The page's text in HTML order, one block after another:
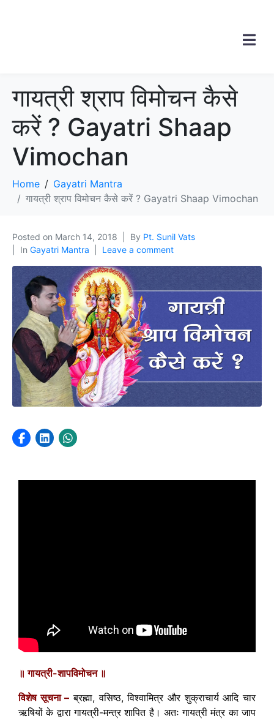
गायत्री श्राप विमोचन कैसे
करें ? Gayatri Shaap
Vimochan
Home
Gayatri Mantra
गायत्री श्राप विमोचन कैसे करें ? Gayatri Shaap Vimochan
Posted on March 14, 2018 By Pt. Sunil Vats
In Gayatri Mantra Leave a comment
॥ गायत्री-शापविमोचन ॥
विशेष सूचना – ब्रह्मा, वसिष्ठ, विश्वामित्र और शुक्राचार्य आदि चार
ऋषियों के द्वारा गायत्री-मन्त्र शापित है। अतः गायत्री मंत्र का जाप